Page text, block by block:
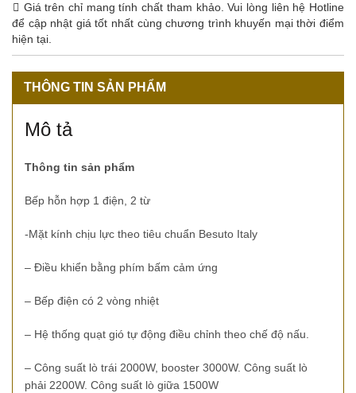
Giá trên chỉ mang tính chất tham khảo. Vui lòng liên hệ Hotline
để cập nhật giá tốt nhất cùng chương trình khuyến mại thời điểm
hiện tại.
THÔNG TIN SẢN PHẨM
Mô tả
Thông tin sản phẩm
Bếp hỗn hợp 1 điện, 2 từ
-Mặt kính chịu lực theo tiêu chuẩn Besuto Italy
– Điều khiển bằng phím bấm cảm ứng
– Bếp điện có 2 vòng nhiệt
– Hệ thống quạt gió tự động điều chỉnh theo chế độ nấu.
– Công suất lò trái 2000W, booster 3000W. Công suất lò
phải 2200W. Công suất lò giữa 1500W